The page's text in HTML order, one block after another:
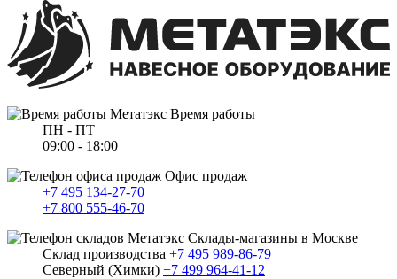
Время работы
ПН - ПТ
09:00 - 18:00
Офис продаж
+7 495 134-27-70
+7 800 555-46-70
Склады-магазины в Москве
Склад производства +7 495 989-86-79
Северный (Химки) +7 499 964-41-12